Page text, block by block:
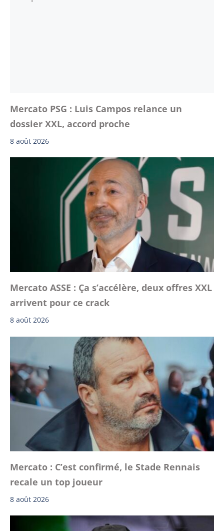
Mercato PSG : Luis Campos relance un
dossier XXL, accord proche
8 août 2026
Mercato ASSE : Ça s’accélère, deux offres XXL
arrivent pour ce crack
8 août 2026
Mercato : C’est confirmé, le Stade Rennais
recale un top joueur
8 août 2026